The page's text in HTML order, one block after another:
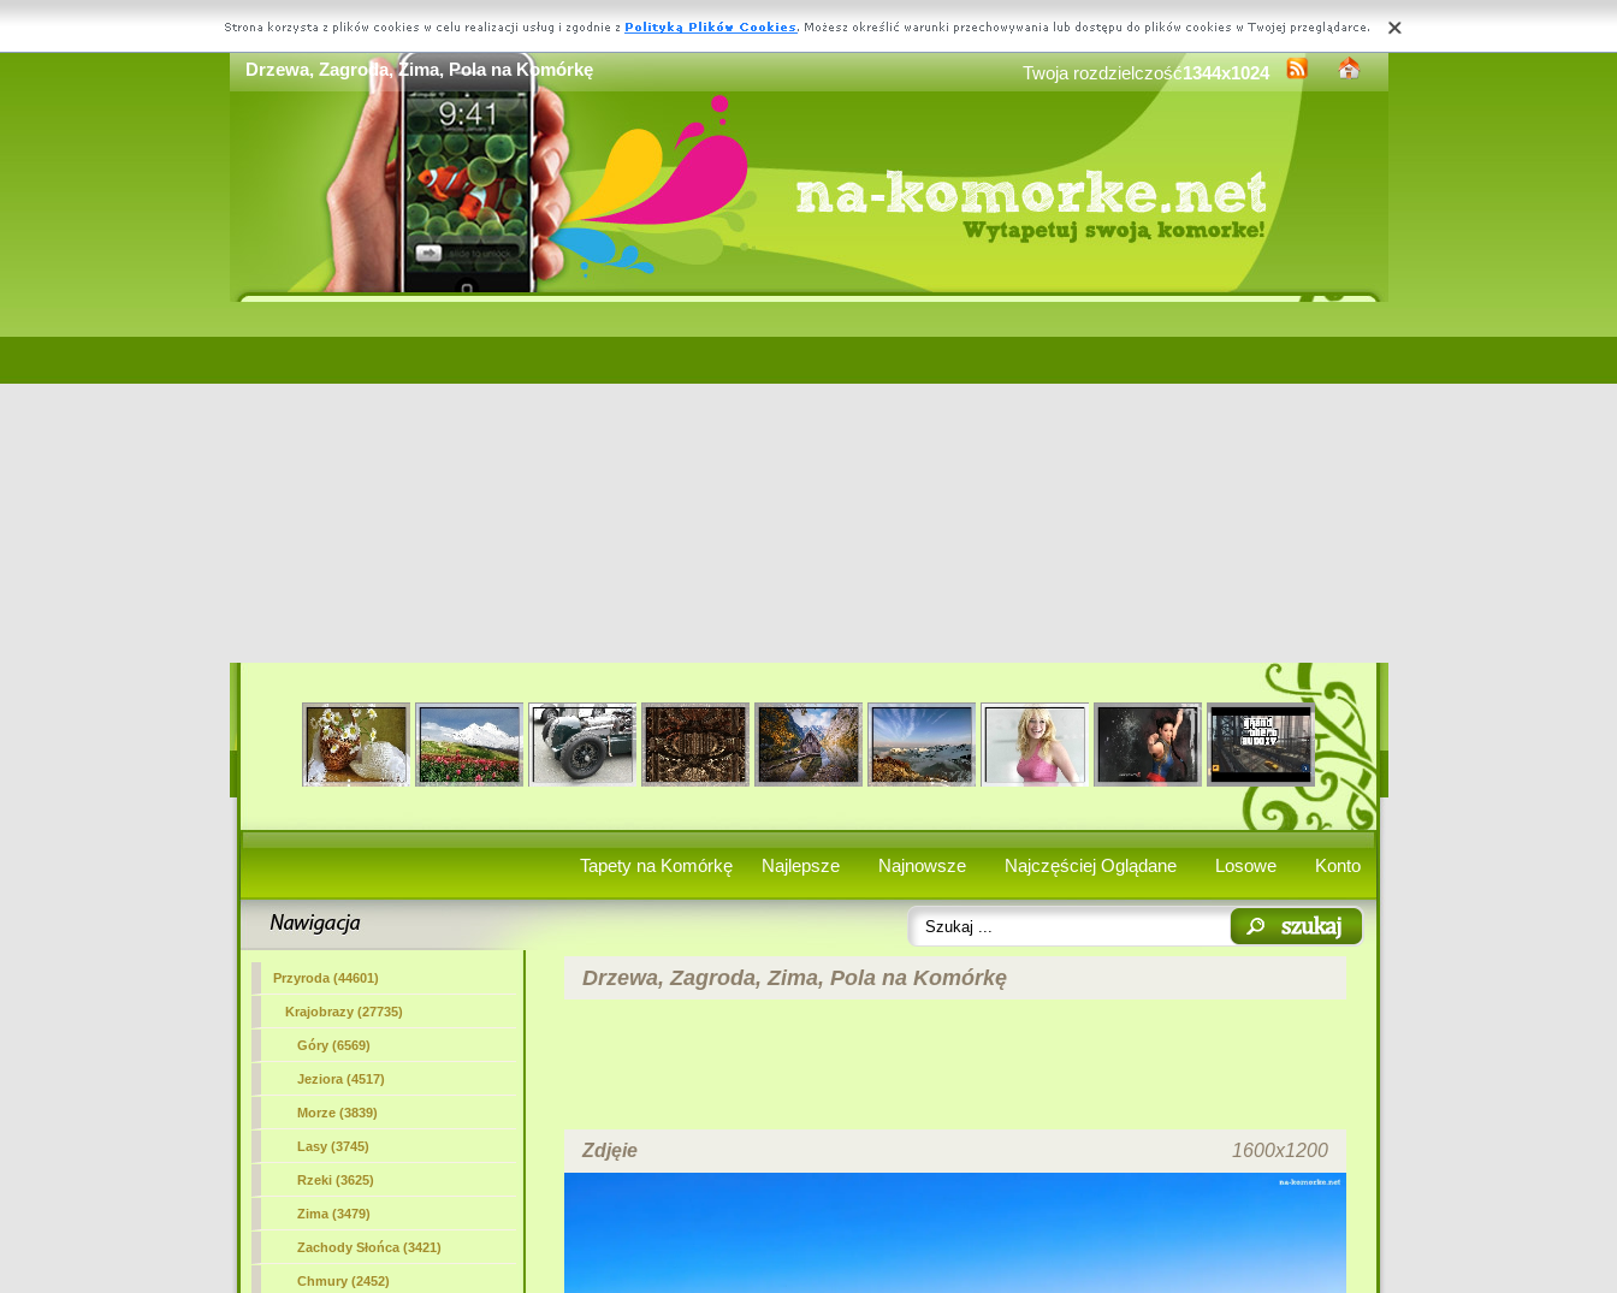
Drzewa, Zagroda, Zima, Pola na Komórkę Twoja rozdzielczość1344x1024
Tapety na Komórkę Najlepsze Najnowsze Najczęściej Oglądane Losowe Konto
Przyroda (44601)
Krajobrazy (27735)
Góry (6569)
Jeziora (4517)
Morze (3839)
Lasy (3745)
Rzeki (3625)
Zima (3479)
Zachody Słońca (3421)
Chmury (2452)
Drzewa, Zagroda, Zima, Pola na Komórkę
Zdjęie 1600x1200